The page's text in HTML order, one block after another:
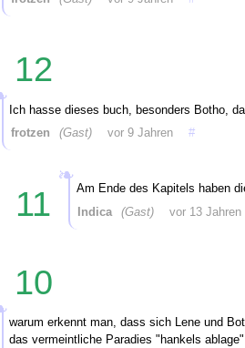
12
Ich hasse dieses buch, besonders Botho,
frotzen
(Gast) vor 9 Jahren #
11
Am Ende des Kapitels haben
Indica
(Gast) vor 13 Jahren
10
warum erkennt man, dass sich Lene und
das vermeintliche Paradies "hankels